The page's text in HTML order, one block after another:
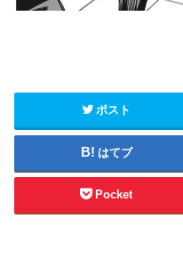
ポスト
はてブ
Pocket